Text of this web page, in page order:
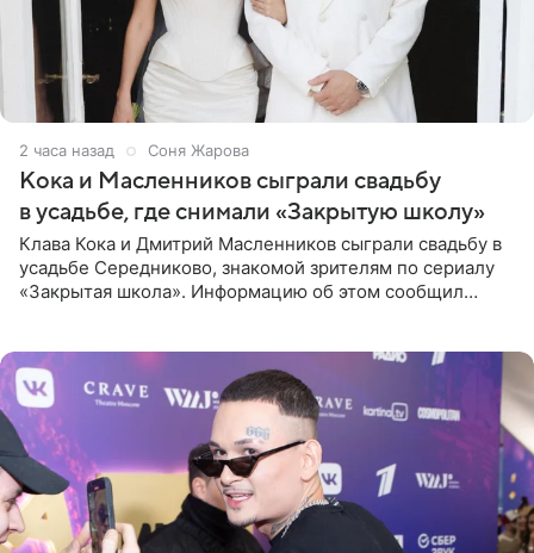
2 часа назад Соня Жарова
Кока и Масленников сыграли свадьбу
в усадьбе, где снимали «Закрытую школу»
Клава Кока и Дмитрий Масленников сыграли свадьбу в
усадьбе Середниково, знакомой зрителям по сериалу
«Закрытая школа». Информацию об этом сообщил